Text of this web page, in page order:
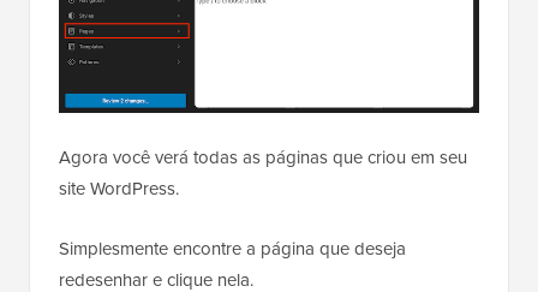
Agora você verá todas as páginas que criou em seu
site WordPress.
Simplesmente encontre a página que deseja
redesenhar e clique nela.